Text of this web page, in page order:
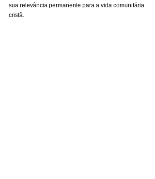
sua relevância permanente para a vida comunitária
cristã.